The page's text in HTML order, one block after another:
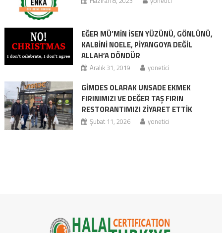
EĞER MÜ’MİN İSEN YÜZÜNÜ, GÖNLÜNÜ,
KALBİNİ NOELE, PİYANGOYA DEĞİL
ALLAH’A DÖNDÜR
Aralık 31, 2019 yonetici
GİMDES OLARAK UNSADE EKMEK
FIRINIMIZI VE DEĞER TAŞ FIRIN
RESTORANTIMIZI ZİYARET ETTİK
Şubat 11, 2026 yonetici